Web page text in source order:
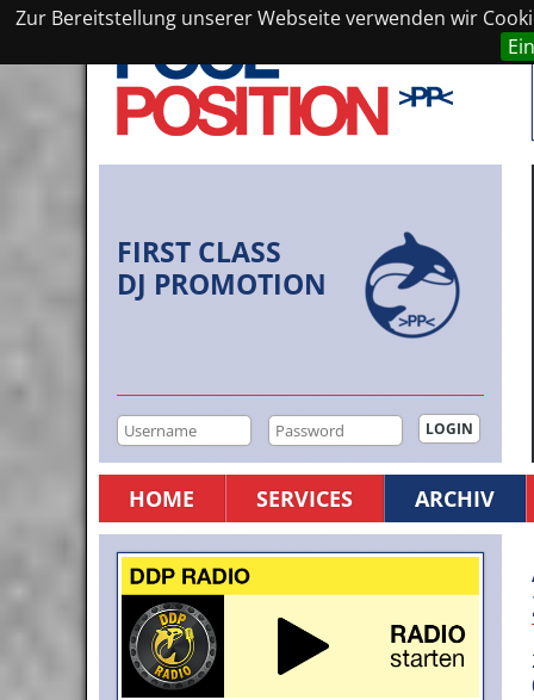
Zur Bereitstellung unserer Webseite verwenden wir
FIRST CLASS
DJ PROMOTION
HOME SERVICES ARCHIV